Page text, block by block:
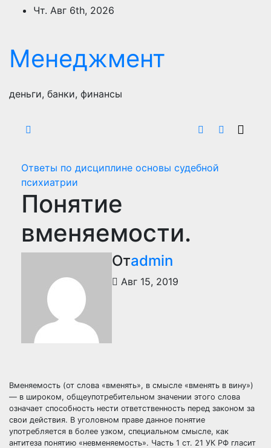
ПерейтиЧт. Авг 6th, 2026
Менеджмент
деньги, банки, финансы
Ответы по дисциплине основы судебной
психиатрии
Понятие
вменяемости.
Отadmin
Авг 15, 2019
Вменяемость (от слова «вменять», в смысле «вменять в вину»)
— в широком, общеупотребительном значении этого слова
означает способность нести ответственность перед законом за
свои действия. В уголовном праве данное понятие
употребляется в более узком, специальном смысле, как
антитеза понятию «невменяемость». Часть 1 ст. 21 УК РФ гласит